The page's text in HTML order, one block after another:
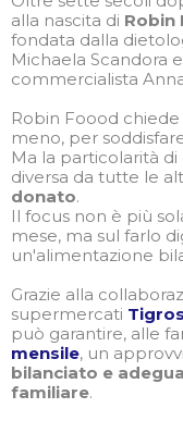
alla nascita di Robin
fondata dalla
Michaela Scandora
commercialista
Robin Foood
meno, per
Ma la particolarità
diversa da tutte le
donato.
Il focus non è più
mese, ma sul farlo
un'alimentazione
Grazie alla
supermercati Tigros
può garantire, alle
mensile, un
bilanciato e
familiare.